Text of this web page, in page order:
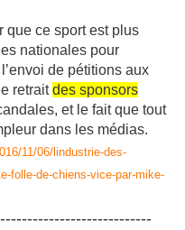
que ce sport est plus
nationales pour
de pétitions aux
retraitdes sponsors
et le fait que tout
dans les médias.
11/06/lindustrie-des-
folle-de-chiens-vice-par-mike-